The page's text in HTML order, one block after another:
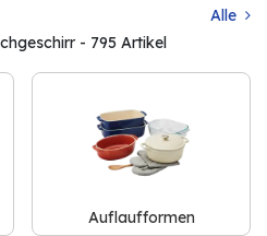
Alle
- 795 Artikel
Auflaufformen